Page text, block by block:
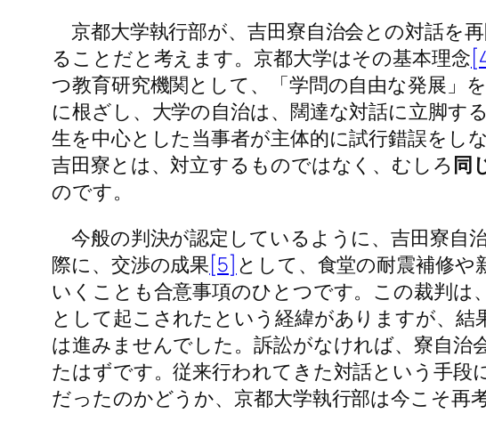
京都大学執行部が、吉田寮自治会との対話を
ることだと考えます。京都大学はその基本理念
つ教育研究機関として、「学問の自由な発展」
に根ざし、大学の自治は、闊達な対話に立脚す
生を中心とした当事者が主体的に試行錯誤をし
吉田寮とは、対立するものではなく、むしろ 同
のです。
今般の判決が認定しているように、吉田寮自
際に、交渉の成果[5] として、食堂の耐震補修
いくことも合意事項のひとつです。この裁判は
として起こされたという経緯がありますが、
は進みませんでした。訴訟がなければ、寮自治
たはずです。従来行われてきた対話という手
だったのかどうか、京都大学執行部は今こそ再